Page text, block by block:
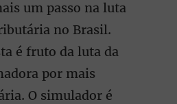
um passo na luta
no Brasil.
é fruto da luta da
por mais
O simulador é